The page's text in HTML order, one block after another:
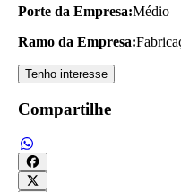
Porte da Empresa:Médio
Ramo da Empresa:
Tenho interesse
Compartilhe